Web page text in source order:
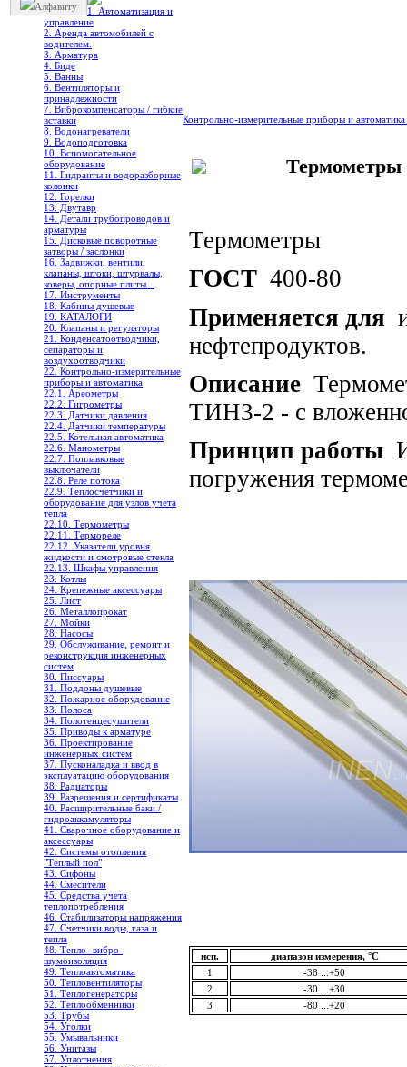
Алфавиту
1. Автоматизация и
управление
2. Аренда автомобилей с
водителем.
3. Арматура
4. Биде
5. Ванны
6. Вентиляторы и
принадлежности
7. Виброкомпенсаторы / гибкие
вставки
8. Водонагреватели
9. Водоподготовка
10. Вспомогательное
оборудование
11. Гидранты и водоразборные
колонки
12. Горелки
13. Двутавр
14. Детали трубопроводов и
арматуры
15. Дисковые поворотные
затворы / заслонки
16. Задвижки, вентили,
клапаны, штоки, штурвалы,
коверы, опорные плиты...
17. Инструменты
18. Кабины душевые
19. КАТАЛОГИ
20. Клапаны и регуляторы
21. Конденсатоотводчики,
сепараторы и
воздухоотводчики
22. Контрольно-измерительные
приборы и автоматика
22.1. Ареометры
22.2. Гигрометры
22.3. Датчики давления
22.4. Датчики температуры
22.5. Котельная автоматика
22.6. Манометры
22.7. Поплавковые
выключатели
22.8. Реле потока
22.9. Теплосчетчики и
оборудование для узлов учета
тепла
22.10. Термометры
22.11. Термореле
22.12. Указатели уровня
жидкости и смотровые стекла
22.13. Шкафы управления
23. Котлы
24. Крепежные аксессуары
25. Лист
26. Металлопрокат
27. Мойки
28. Насосы
29. Обслуживание, ремонт и
реконструкция инженерных
систем
30. Писсуары
31. Поддоны душевые
32. Пожарное оборудование
33. Полоса
34. Полотенцесушители
35. Приводы к арматуре
36. Проектирование
инженерных систем
37. Пусконаладка и ввод в
эксплуатацию оборудования
38. Радиаторы
39. Разрешения и сертификаты
40. Расширительные баки /
гидроаккамуляторы
41. Сварочное оборудование и
аксессуары
42. Системы отопления
"Теплый пол"
43. Сифоны
44. Смесители
45. Средства учета
теплопотребления
46. Стабилизаторы напряжения
47. Счетчики воды, газа и
тепла
48. Тепло- вибро-
шумоизоляция
49. Теплоавтоматика
50. Тепловентиляторы
51. Теплогенераторы
52. Теплообменники
53. Трубы
54. Уголки
55. Умывальники
56. Унитазы
57. Уплотнения
Контрольно-измерительные приборы и автоматика
Термометры
ГОСТ 400-80
Применяется для
нефтепродуктов.
Описание
ТИН3-2 - с
Принцип работы
погружения
исп.
диапазон измерения, °С
1
-38 ...+50
2
-30 ...+30
3
-80 ...+20